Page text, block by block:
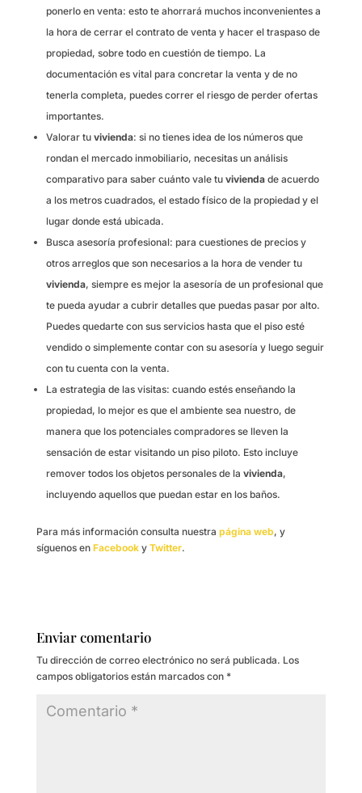
ponerlo en venta: esto te ahorrará muchos inconvenientes a
la hora de cerrar el contrato de venta y hacer el traspaso de
propiedad, sobre todo en cuestión de tiempo. La
documentación es vital para concretar la venta y de no
tenerla completa, puedes correr el riesgo de perder ofertas
importantes.
Valorar tu vivienda: si no tienes idea de los números que
rondan el mercado inmobiliario, necesitas un análisis
comparativo para saber cuánto vale tu viviendade acuerdo
a los metros cuadrados, el estado físico de la propiedad y el
lugar donde está ubicada.
Busca asesoría profesional: para cuestiones de precios y
otros arreglos que son necesarios a la hora de vender tu
vivienda, siempre es mejor la asesoría de un profesional que
te pueda ayudar a cubrir detalles que puedas pasar por alto.
Puedes quedarte con sus servicios hasta que el piso esté
vendido o simplemente contar con su asesoría y luego seguir
con tu cuenta con la venta.
La estrategia de las visitas: cuando estés enseñando la
propiedad, lo mejor es que el ambiente sea nuestro, de
manera que los potenciales compradores se lleven la
sensación de estar visitando un piso piloto. Esto incluye
remover todos los objetos personales de la vivienda,
incluyendo aquellos que puedan estar en los baños.
Para más información consulta nuestra página web, y
síguenos en Facebook y Twitter.
Enviar comentario
Tu dirección de correo electrónico no será publicada. Los
campos obligatorios están marcados con *